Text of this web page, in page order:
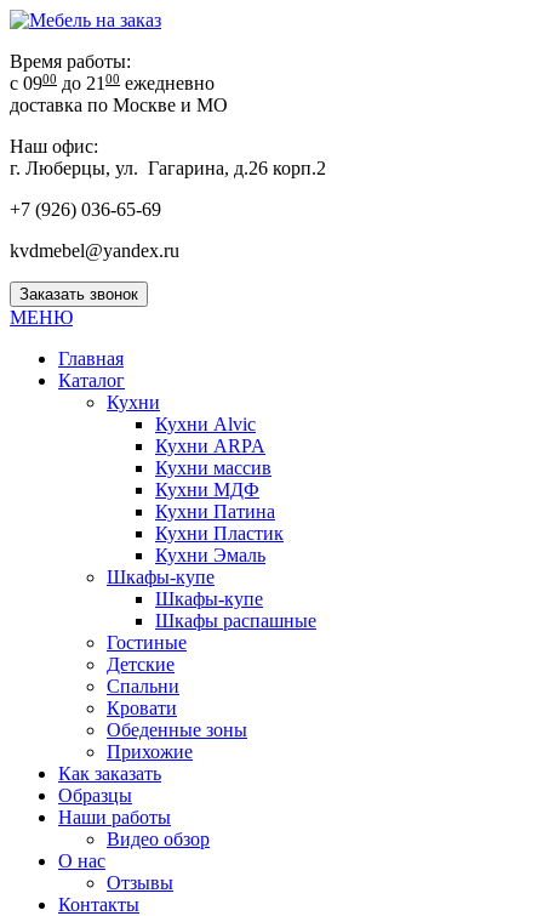
Время работы:
с 0900 до 21 00 ежедневно
доставка по Москве и МО
Наш офис:
г. Люберцы, ул. Гагарина, д.26 корп.2
+7 (926) 036-65-69
kvdmebel@yandex.ru
Заказать звонок
МЕНЮ
Главная
Каталог
Кухни
Кухни Alvic
Кухни ARPA
Кухни массив
Кухни МДФ
Кухни Патина
Кухни Пластик
Кухни Эмаль
Шкафы-купе
Шкафы-купе
Шкафы распашные
Гостиные
Детские
Спальни
Кровати
Обеденные зоны
Прихожие
Как заказать
Образцы
Наши работы
Видео обзор
О нас
Отзывы
Контакты